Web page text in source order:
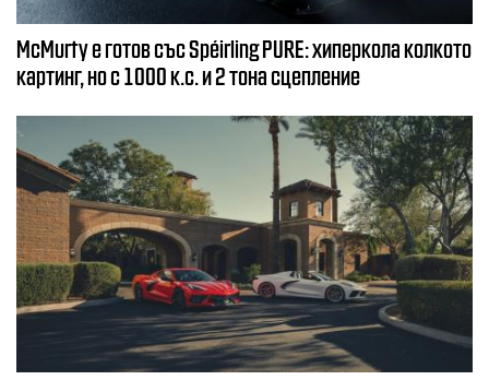
McMurty е готов със Spéirling PURE: хиперкола колкото
картинг, но с 1000 к.с. и 2 тона сцепление